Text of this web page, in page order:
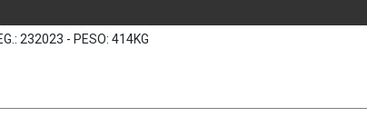
232023 - PESO: 414KG